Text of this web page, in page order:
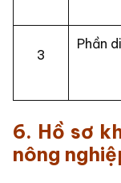
3
Phần
6. Hồ sơ
nông